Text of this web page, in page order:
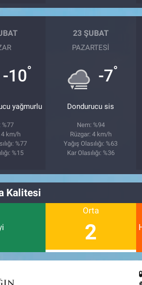
-10°
yağmurlu
%77
4 km/h
%77
%15
23 ŞUBAT
PAZARTESI
-7°
Dondurucu sis
Nem: %94
Rüzgar: 4 km/h
Yağış Olasılığı: %63
Kar Olasılığı: %36
Kalitesi
Orta
2